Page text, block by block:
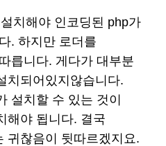
치해야 인코딩된 php가
. 하지만 로더를
릅니다. 게다가 대부분
치되어있지않습니다.
설치할 수 있는 것이
해야 됩니다. 결국
귀찮음이 뒷따르겠지요.